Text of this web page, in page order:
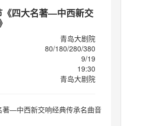
《四大名著—中西新交
青岛大剧院
80/180/280/380
9/19
19:30
青岛大剧院
著—中西新交响经典传承名曲音